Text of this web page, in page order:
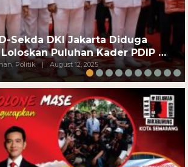
Sekda DKI Jakarta Diduga
Puluhan Kader PDIP …
Politik | August 12, 2025